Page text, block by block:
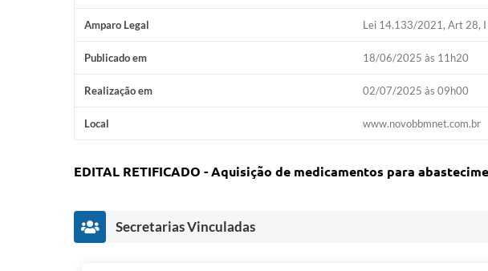
Amparo Legal Lei 14.133/2021, Art 28, I
Publicado em 18/06/2025 às 11h20
Realização em 02/07/2025 às 09h00
Local www.novobbmnet.com.br
EDITAL RETIFICADO - Aquisição de medicamentos para
Secretarias Vinculadas